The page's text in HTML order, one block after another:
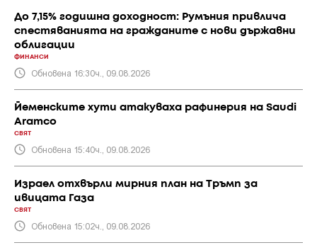
До 7,15% годишна доходност: Румъния привлича
спестяванията на гражданите с нови държавни
облигации
ФИНАНСИ
Обновена 16:30ч., 09.08.2026
Йеменските хути атакуваха рафинерия на Saudi
Aramco
СВЯТ
Обновена 15:40ч., 09.08.2026
Израел отхвърли мирния план на Тръмп за
ивицата Газа
СВЯТ
Обновена 15:02ч., 09.08.2026